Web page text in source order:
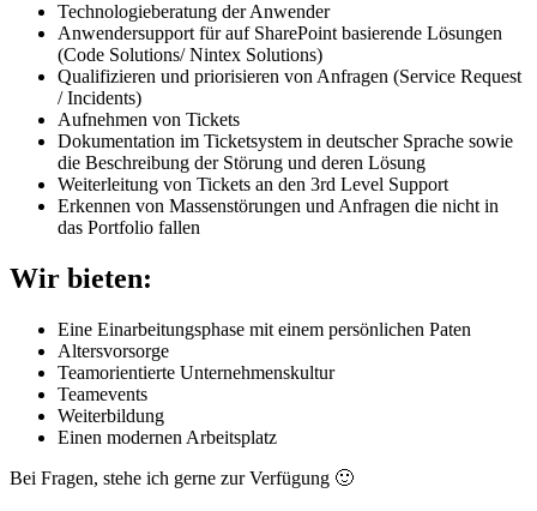
Technologieberatung der Anwender
Anwendersupport für auf SharePoint basierende Lösungen
(Code Solutions/ Nintex Solutions)
Qualifizieren und priorisieren von Anfragen (Service Request
/ Incidents)
Aufnehmen von Tickets
Dokumentation im Ticketsystem in deutscher Sprache sowie
die Beschreibung der Störung und deren Lösung
Weiterleitung von Tickets an den 3rd Level Support
Erkennen von Massenstörungen und Anfragen die nicht in
das Portfolio fallen
Wir bieten:
Eine Einarbeitungsphase mit einem persönlichen Paten
Altersvorsorge
Teamorientierte Unternehmenskultur
Teamevents
Weiterbildung
Einen modernen Arbeitsplatz
Bei Fragen, stehe ich gerne zur Verfügung 🙂